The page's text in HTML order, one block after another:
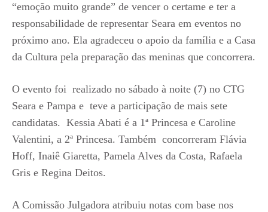
“emoção muito grande” de vencer o certame e ter a
responsabilidade de representar Seara em eventos no
próximo ano. Ela agradeceu o apoio da família e a Casa
da Cultura pela preparação das meninas que concorrera.
O evento foi realizado no sábado à noite (7) no CTG
Seara e Pampa e teve a participação de mais sete
candidatas. Kessia Abati é a 1ª Princesa e Caroline
Valentini, a 2ª Princesa. Também concorreram Flávia
Hoff, Inaiê Giaretta, Pamela Alves da Costa, Rafaela
Gris e Regina Deitos.
A Comissão Julgadora atribuiu notas com base nos